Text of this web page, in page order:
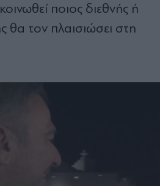
ποιος διεθνής ή
θα τον πλαισιώσει στη